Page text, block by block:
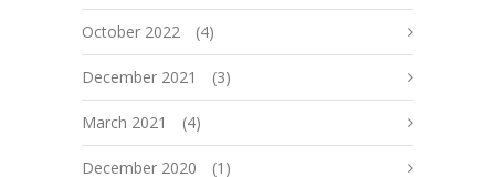
October 2022 (4)
December 2021 (3)
March 2021 (4)
December 2020 (1)